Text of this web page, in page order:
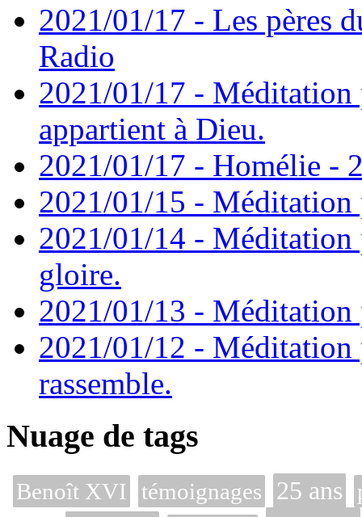
2021/01/17 - Les pères
Radio
2021/01/17 - Méditation
appartient à Dieu.
2021/01/17 - Homélie -
2021/01/15 - Méditation
2021/01/14 - Méditation
gloire.
2021/01/13 - Méditation
2021/01/12 - Méditation
rassemble.
Nuage de tags
Benoît XVI témoignages 25 ans